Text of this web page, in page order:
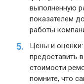
выполненную
показателем
работы
Цены и
предоставить
стоимости
помните, что